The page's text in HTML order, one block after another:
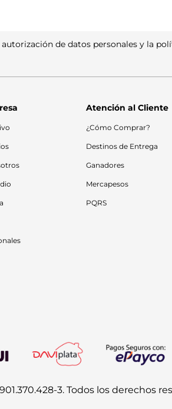
de datos personales y la
Atención al Cliente
¿Cómo Comprar?
Destinos de Entrega
Ganadores
Mercapesos
PQRS
3. Todos los derechos